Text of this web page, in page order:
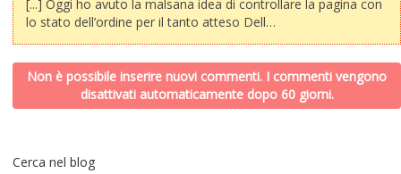
[...] Oggi ho avuto la malsana idea di controllare la pagina con
lo stato dell’ordine per il tanto atteso Dell…
Non è possibile inserire nuovi commenti. I commenti vengono
disattivati automaticamente dopo 60 giorni.
Cerca nel blog